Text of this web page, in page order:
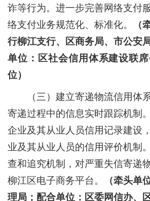
诈等行为。进一步完善网络支付
络支付业务规范化、标准化。
（
行柳江支行、区商务局、市公安
单位：区社会信用体系建设联
位）
（三）建立寄递物流信用体系
寄递过程中的信息实时跟踪机制
企业及其从业人员信用记录建设
业及其从业人员的信用评价机制
查和追究机制，对严重失信寄递
柳江区电子商务平台。
（牵头单
理局；配合单位：区委网信办、